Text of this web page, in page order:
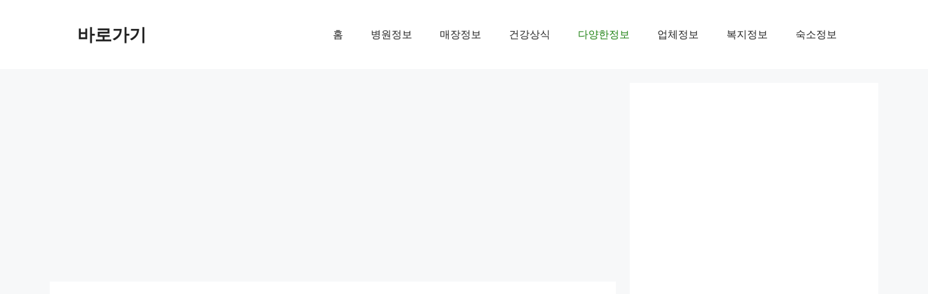
바로가기 홈 병원정보 매장정보 건강상식 다양한정보 업체정보 복지정보 숙소정보